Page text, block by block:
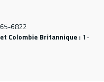
6822
Colombie Britannique : 1-